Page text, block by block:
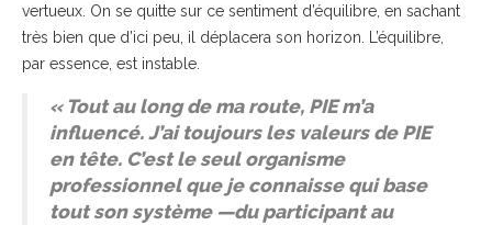
vertueux. On se quitte sur ce sentiment d’équilibre, en sachant
très bien que d’ici peu, il déplacera son horizon. L’équilibre,
par essence, est instable.
« Tout au long de ma route, PIE m’a
influencé. J’ai toujours les valeurs de PIE
en tête. C’est le seul organisme
professionnel que je connaisse qui base
tout son système —du participant au